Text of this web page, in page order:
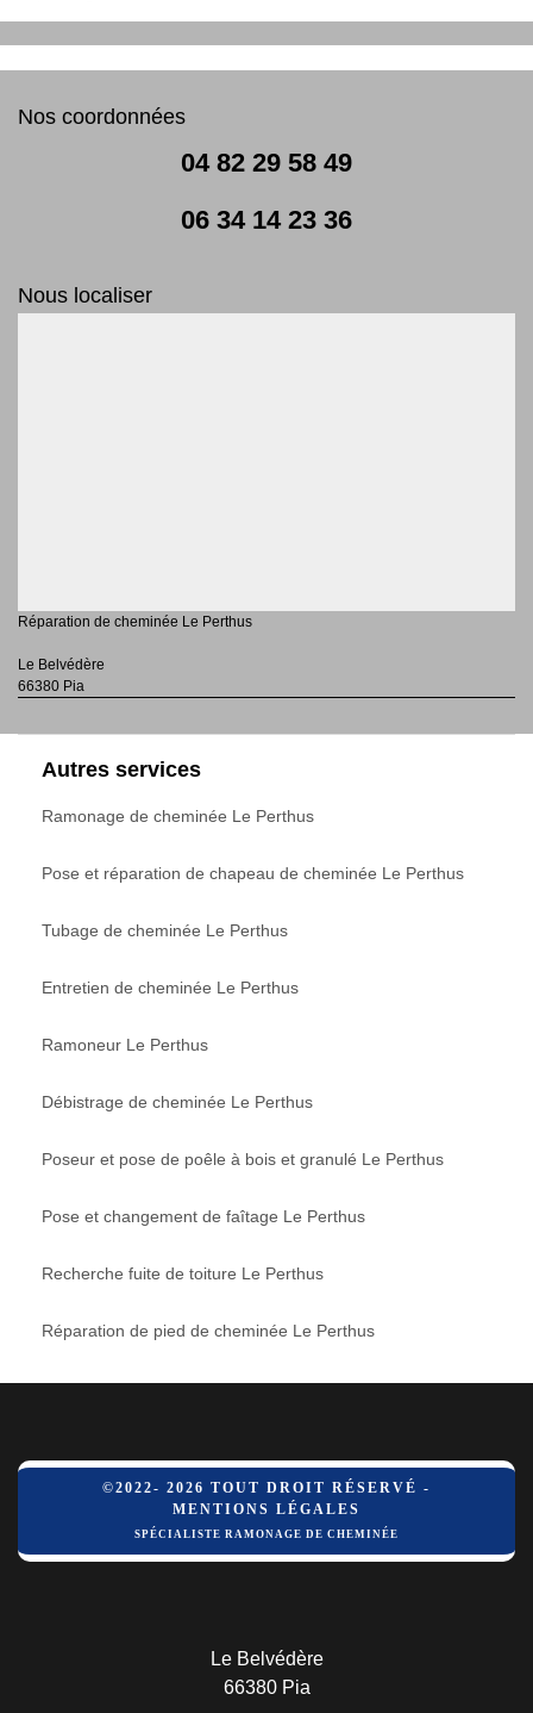
Nos coordonnées
04 82 29 58 49
06 34 14 23 36
Nous localiser
Réparation de cheminée Le Perthus
Le Belvédère
66380 Pia
Autres services
Ramonage de cheminée Le Perthus
Pose et réparation de chapeau de cheminée Le Perthus
Tubage de cheminée Le Perthus
Entretien de cheminée Le Perthus
Ramoneur Le Perthus
Débistrage de cheminée Le Perthus
Poseur et pose de poêle à bois et granulé Le Perthus
Pose et changement de faîtage Le Perthus
Recherche fuite de toiture Le Perthus
Réparation de pied de cheminée Le Perthus
©2022- 2026 TOUT DROIT RÉSERVÉ -
MENTIONS LÉGALES
SPÉCIALISTE RAMONAGE DE CHEMINÉE
Le Belvédère
66380 Pia